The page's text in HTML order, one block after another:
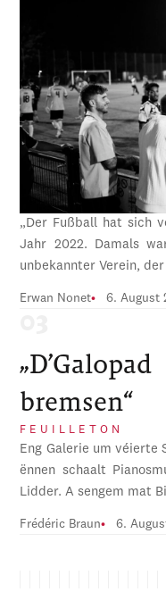
„Der Fußball hat sich
Jahr 2022. Damals
unbekannter Verein,
Erwan Nonet 6. August
bremsen“
FEUILLETON
Eng Galerie um véierte
ënnen schaalt
Lidder. A sengem mat
Frédéric Braun 6.